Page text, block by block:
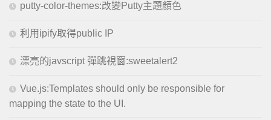
putty-color-themes:改變Putty主題顏色
利用ipify取得public IP
漂亮的javscript 彈跳視窗:sweetalert2
Vue.js:Templates should only be responsible for
mapping the state to the UI.